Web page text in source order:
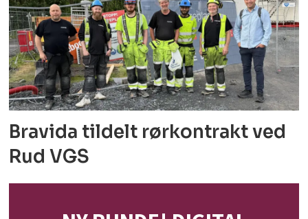
Bravida tildelt rørkontrakt ved
Rud VGS